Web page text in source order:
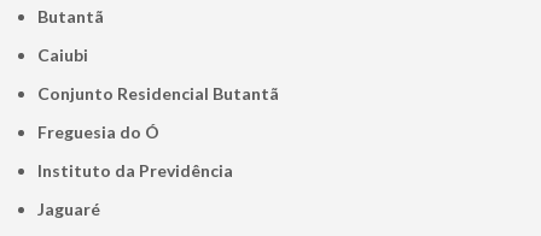
Butantã
Caiubi
Conjunto Residencial Butantã
Freguesia do Ó
Instituto da Previdência
Jaguaré